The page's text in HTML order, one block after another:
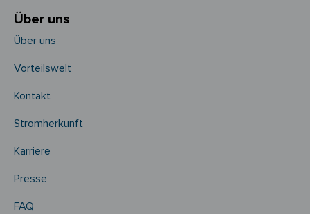
Über uns
Über uns
Vorteilswelt
Kontakt
Stromherkunft
Karriere
Presse
FAQ